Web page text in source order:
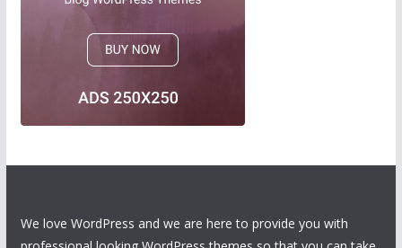
We love WordPress and we are here to provide you with